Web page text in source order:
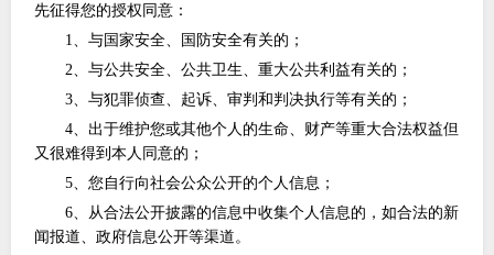
先征得您的授权同意：
1、与国家安全、国防安全有关的；
2、与公共安全、公共卫生、重大公共利益有关的；
3、与犯罪侦查、起诉、审判和判决执行等有关的；
4、出于维护您或其他个人的生命、财产等重大合法权益但
又很难得到本人同意的；
5、您自行向社会公众公开的个人信息；
6、从合法公开披露的信息中收集个人信息的，如合法的新
闻报道、政府信息公开等渠道。